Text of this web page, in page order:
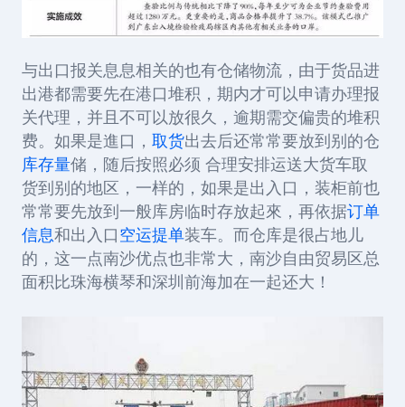
与出口报关息息相关的也有仓储物流，由于货品进
出港都需要先在港口堆积，期内才可以申请办理报
关代理，并且不可以放很久，逾期需交偏贵的堆积
费。如果是進口， 取货出去后还常常要放到别的仓
库存量储，随后按照必须 合理安排运送大货车取
货到别的地区，一样的，如果是出入口，装柜前也
常常要先放到一般库房临时存放起來，再依据订单
信息和出入口 空运提单装车。而仓库是很占地儿
的，这一点南沙优点也非常大，南沙自由贸易区总
面积比珠海横琴和深圳前海加在一起还大！